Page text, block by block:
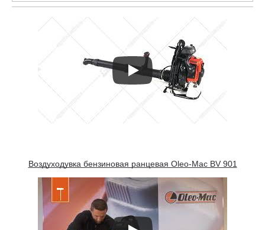
Воздуходувка бензиновая ранцевая Oleo-Mac BV 901